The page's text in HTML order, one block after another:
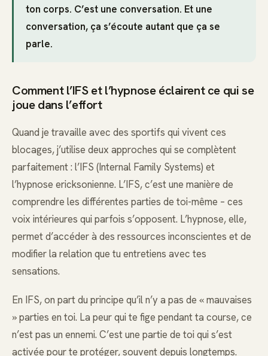
ton corps. C’est une conversation. Et une
conversation, ça s’écoute autant que ça se
parle.
Comment l’IFS et l’hypnose éclairent ce qui se
joue dans l’effort
Quand je travaille avec des sportifs qui vivent ces
blocages, j’utilise deux approches qui se complètent
parfaitement : l’IFS (Internal Family Systems) et
l’hypnose ericksonienne. L’IFS, c’est une manière de
comprendre les différentes parties de toi-même – ces
voix intérieures qui parfois s’opposent. L’hypnose, elle,
permet d’accéder à des ressources inconscientes et de
modifier la relation que tu entretiens avec tes
sensations.
En IFS, on part du principe qu’il n’y a pas de « mauvaises
» parties en toi. La peur qui te fige pendant ta course, ce
n’est pas un ennemi. C’est une partie de toi qui s’est
activée pour te protéger, souvent depuis longtemps.